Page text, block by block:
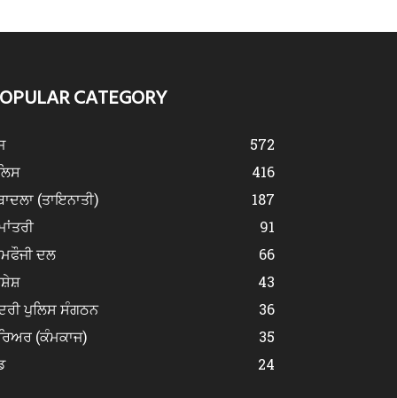
CATEGORY
572
416
(ਤਾਇਨਾਤੀ)
187
91
ਦਲ
66
43
ਪੁਲਿਸ ਸੰਗਠਨ
36
(ਕੰਮਕਾਜ)
35
24